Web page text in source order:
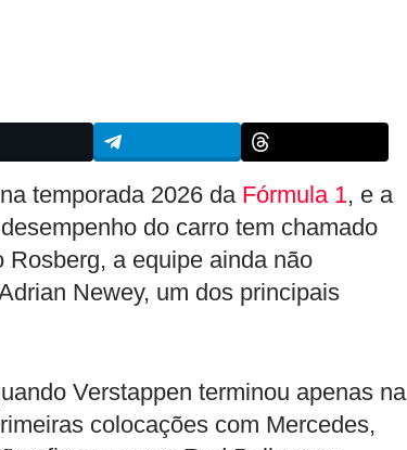
temporada 2026 da Fórmula 1, e a
do carro tem chamado
a equipe ainda não
Newey, um dos principais
Verstappen terminou apenas na
colocações com Mercedes,